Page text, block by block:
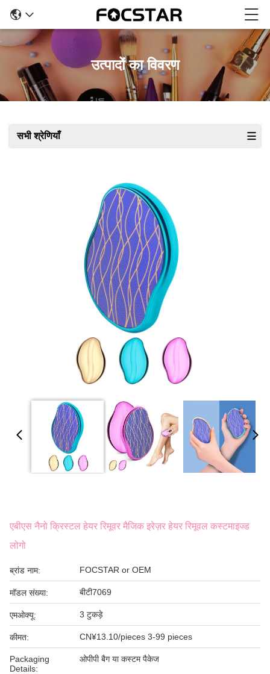
उत्पादों का विवरण
सभी श्रेणियाँ
एबीएस नैनो क्रिस्टल हेयर रिमूवर मैजिक इरेज़र हेयर रिमूवल कस्टमाइज्ड
लोगो
ब्रांड नाम: FOCSTAR or OEM
मॉडल संख्या: बीटी7069
एमओक्यू: 3 टुकड़े
कीमत: CN¥13.10/pieces 3-99 pieces
Packaging
Details:
ओपीपी बैग या कस्टम पैकेज